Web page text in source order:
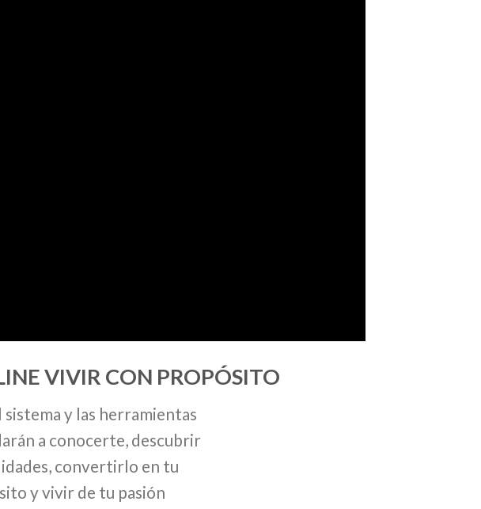
VIVIR CON PROPÓSITO
y las herramientas
a conocerte, descubrir
convertirlo en tu
y vivir de tu pasión